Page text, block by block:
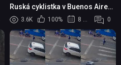
Ruská cyklistka v Buenos Aires
statečně zneškodnila útočníka
při pokusu o loupež
3.6K 100% 8 měsíců 0